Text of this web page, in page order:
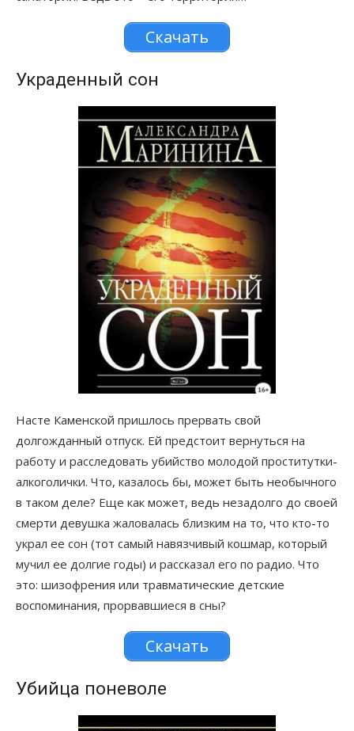
Скачать
Украденный сон
Насте Каменской пришлось прервать свой
долгожданный отпуск. Ей предстоит вернуться на
работу и расследовать убийство молодой проститутки-
алкоголички. Что, казалось бы, может быть необычного
в таком деле? Еще как может, ведь незадолго до своей
смерти девушка жаловалась близким на то, что кто-то
украл ее сон (тот самый навязчивый кошмар, который
мучил ее долгие годы) и рассказал его по радио. Что
это: шизофрения или травматические детские
воспоминания, прорвавшиеся в сны?
Скачать
Убийца поневоле